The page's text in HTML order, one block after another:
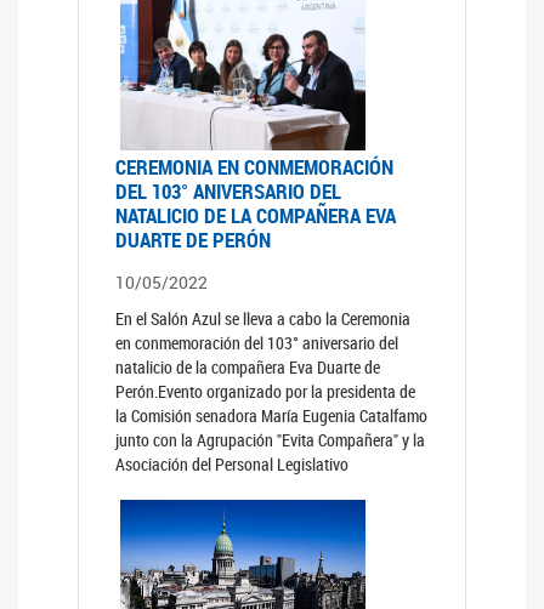
CEREMONIA EN CONMEMORACIÓN
DEL 103° ANIVERSARIO DEL
NATALICIO DE LA COMPAÑERA EVA
DUARTE DE PERÓN
10/05/2022
En el Salón Azul se lleva a cabo la Ceremonia
en conmemoración del 103° aniversario del
natalicio de la compañera Eva Duarte de
Perón.Evento organizado por la presidenta de
la Comisión senadora María Eugenia Catalfamo
junto con la Agrupación "Evita Compañera" y la
Asociación del Personal Legislativo